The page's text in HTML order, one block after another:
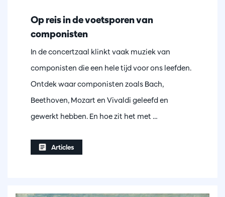
Op reis in de voetsporen van
componisten
In de concertzaal klinkt vaak muziek van
componisten die een hele tijd voor ons leefden.
Ontdek waar componisten zoals Bach,
Beethoven, Mozart en Vivaldi geleefd en
gewerkt hebben. En hoe zit het met …
Articles